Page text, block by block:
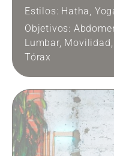
Estilos: Hatha
Objetivos:
Lumbar, Movilidad
Tórax